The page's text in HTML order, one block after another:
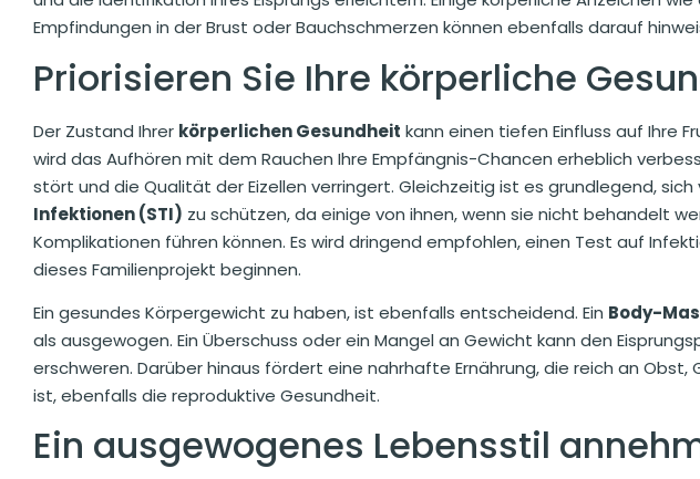
Empfindungen in der Brust oder Bauchschmerzen können ebenfalls darauf
Priorisieren Sie Ihre körperliche
Der Zustand Ihrer körperlichen Gesundheit kann einen tiefen Einfluss auf Ihre
wird das Aufhören mit dem Rauchen Ihre Empfängnis-Chancen erheblich
stört und die Qualität der Eizellen verringert. Gleichzeitig ist es grundlegend, sich
Infektionen (STI) zu schützen, da einige von ihnen, wenn sie nicht behandelt
Komplikationen führen können. Es wird dringend empfohlen, einen Test auf
dieses Familienprojekt beginnen.
Ein gesundes Körpergewicht zu haben, ist ebenfalls entscheidend. Ein Body-
als ausgewogen. Ein Überschuss oder ein Mangel an Gewicht kann den
erschweren. Darüber hinaus fördert eine nahrhafte Ernährung, die reich an
ist, ebenfalls die reproduktive Gesundheit.
Ein ausgewogenes Lebensstil